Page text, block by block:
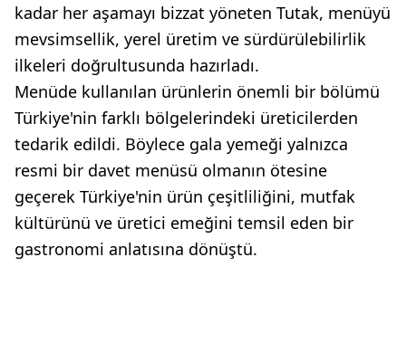
kadar her aşamayı bizzat yöneten Tutak, menüyü
mevsimsellik, yerel üretim ve sürdürülebilirlik
ilkeleri doğrultusunda hazırladı.
Menüde kullanılan ürünlerin önemli bir bölümü
Türkiye'nin farklı bölgelerindeki üreticilerden
tedarik edildi. Böylece gala yemeği yalnızca
resmi bir davet menüsü olmanın ötesine
geçerek Türkiye'nin ürün çeşitliliğini, mutfak
kültürünü ve üretici emeğini temsil eden bir
gastronomi anlatısına dönüştü.